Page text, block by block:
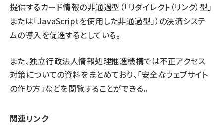
提供するカード情報の非通過型（「リダイレクト（リンク）型」
または「JavaScriptを使用した非通過型」）の決済システ
ムの導入を促進するとしている。
また、独立行政法人情報処理推進機構では不正アクセス
対策についての資料をまとめており、「安全なウェブサイト
の作り方」などを閲覧することができる。
関連リンク